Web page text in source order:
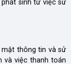
sinh từ việc sử
thông tin và sử
và việc thanh toán